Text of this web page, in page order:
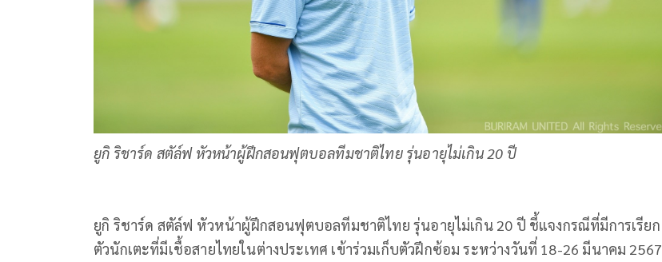
ยูกิ ริชาร์ด สตัล์ฟ หัวหน้าผู้ฝึกสอนฟุตบอลทีมชาติไทย รุ่นอายุไม่เกิน 20 ปี
ยูกิ ริชาร์ด สตัล์ฟ หัวหน้าผู้ฝึกสอนฟุตบอลทีมชาติไทย รุ่นอายุไม่เกิน 20 ปี ชี้แจงกรณีที่มีการเรียก
ตัวนักเตะที่มีเชื้อสายไทยในต่างประเทศ เข้าร่วมเก็บตัวฝึกซ้อม ระหว่างวันที่ 18-26 มีนาคม 2567